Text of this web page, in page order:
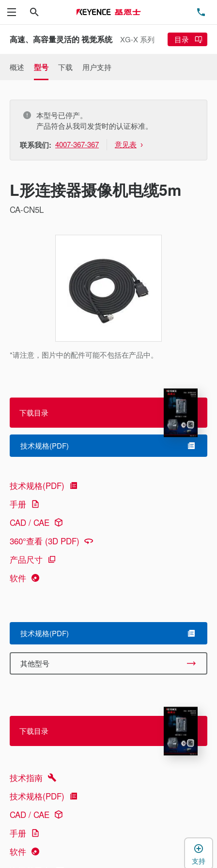
菜单
高速、高容量灵活的 视觉系统 XG-X 系列 目录
概述 型号 下载 用户支持
本型号已停产。
产品符合从我司发货时的认证标准。
联系我们: 4007-367-367 意见表
L形连接器摄像机电缆5m
CA-CN5L
*请注意，图片中的配件可能不包括在产品中。
下载目录
技术规格(PDF)
技术规格(PDF)
手册
CAD / CAE
360°查看 (3D PDF)
产品尺寸
软件
技术规格(PDF)
其他型号
下载目录
技术指南
技术规格(PDF)
CAD / CAE
手册
软件
支持